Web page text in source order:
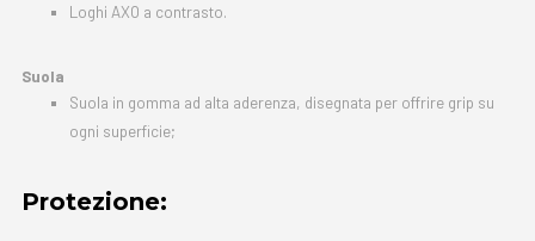
Loghi AXO a contrasto.
Suola
Suola in gomma ad alta aderenza, disegnata per offrire grip su
ogni superficie;
Protezione: